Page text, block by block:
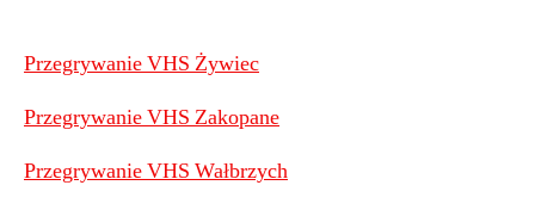
Przegrywanie VHS Żywiec
Przegrywanie VHS Zakopane
Przegrywanie VHS Wałbrzych